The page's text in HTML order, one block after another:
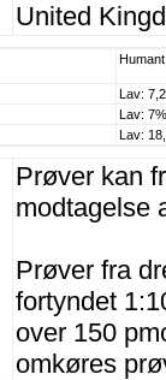
United
Lav:
Lav:
Lav:
Prøver kan
modtagelse
Prøver fra
fortyndet
over 150
omkøres